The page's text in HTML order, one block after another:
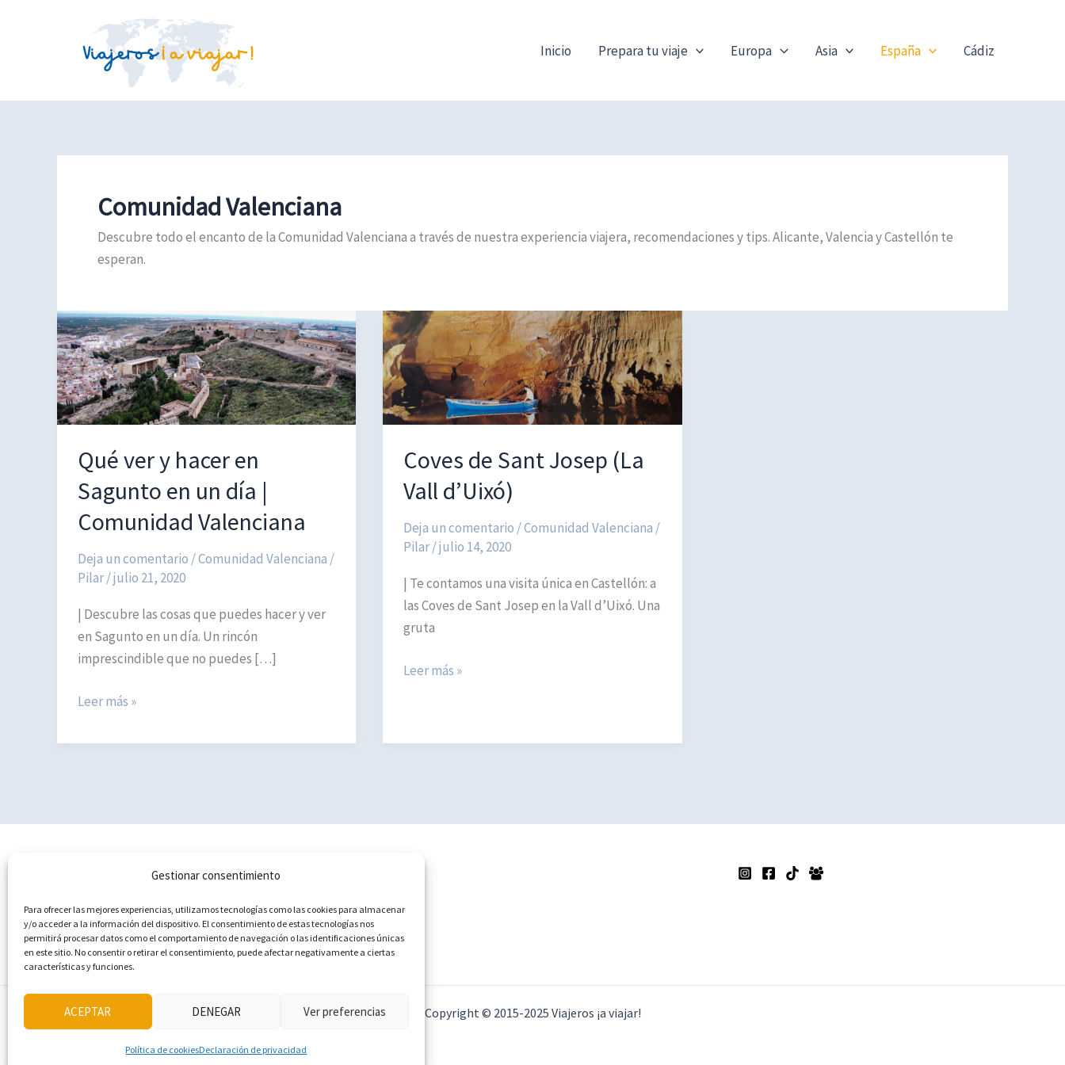
Gestionar consentimiento
Para ofrecer las mejores experiencias, utilizamos tecnologías como las cookies para almacenar
y/o acceder a la información del dispositivo. El consentimiento de estas tecnologías nos
permitirá procesar datos como el comportamiento de navegación o las identificaciones únicas
en este sitio. No consentir o retirar el consentimiento, puede afectar negativamente a ciertas
características y funciones.
ACEPTAR DENEGAR Ver preferencias
Política de cookiesDeclaración de privacidad
Inicio Prepara tu viaje Europa Asia España Cádiz
Comunidad Valenciana
Descubre todo el encanto de la Comunidad Valenciana a través de nuestra experiencia viajera, recomendaciones y tips. Alicante, Valencia y Castellón te
esperan.
Qué ver y hacer en
Sagunto en un día |
Comunidad Valenciana
Deja un comentario /Comunidad Valenciana /
Pilar/julio 21, 2020
| Descubre las cosas que puedes hacer y ver
en Sagunto en un día. Un rincón
imprescindible que no puedes […]
Qué
y
Comunidad
Valenciana
Leer más »
Coves de Sant Josep (La
Vall d’Uixó)
Deja un comentario /Comunidad Valenciana /
Pilar/julio 14, 2020
| Te contamos una visita única en Castellón: a
las Coves de Sant Josep en la Vall d’Uixó. Una
gruta
Coves
Leer más »
Política de cookies (UE)
Política de privacidad
Contacto
Copyright © 2015-2025 Viajeros ¡a viajar!